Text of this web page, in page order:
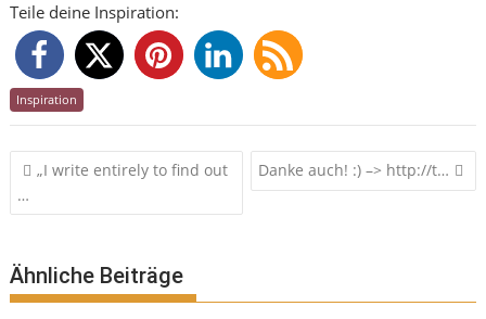
Teile deine Inspiration:
Inspiration
Beitragsnavigation
„I write entirely to find out
…
Danke auch! :) –> http://t…
Ähnliche Beiträge